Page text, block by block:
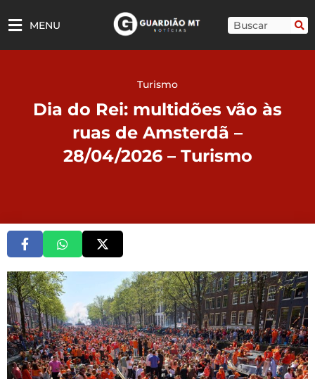
para
MENU Pesquisar
Turismo
Dia do Rei: multidões vão às
ruas de Amsterdã –
28/04/2026 – Turismo